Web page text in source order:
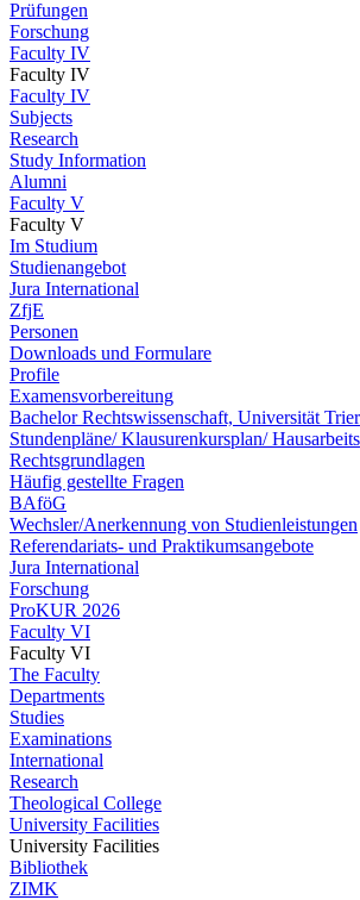
Prüfungen
Forschung
Faculty IV
Faculty IV
Faculty IV
Subjects
Research
Study Information
Alumni
Faculty V
Faculty V
Im Studium
Studienangebot
Jura International
ZfjE
Personen
Downloads und Formulare
Profile
Examensvorbereitung
Bachelor Rechtswissenschaft, Universität Trier
Stundenpläne/ Klausurenkursplan/
Rechtsgrundlagen
Häufig gestellte Fragen
BAföG
Wechsler/Anerkennung von Studienleistungen
Referendariats- und Praktikumsangebote
Jura International
Forschung
ProKUR 2026
Faculty VI
Faculty VI
The Faculty
Departments
Studies
Examinations
International
Research
Theological College
University Facilities
University Facilities
Bibliothek
ZIMK